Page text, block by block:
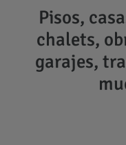
Pisos,
chalets,
garajes,